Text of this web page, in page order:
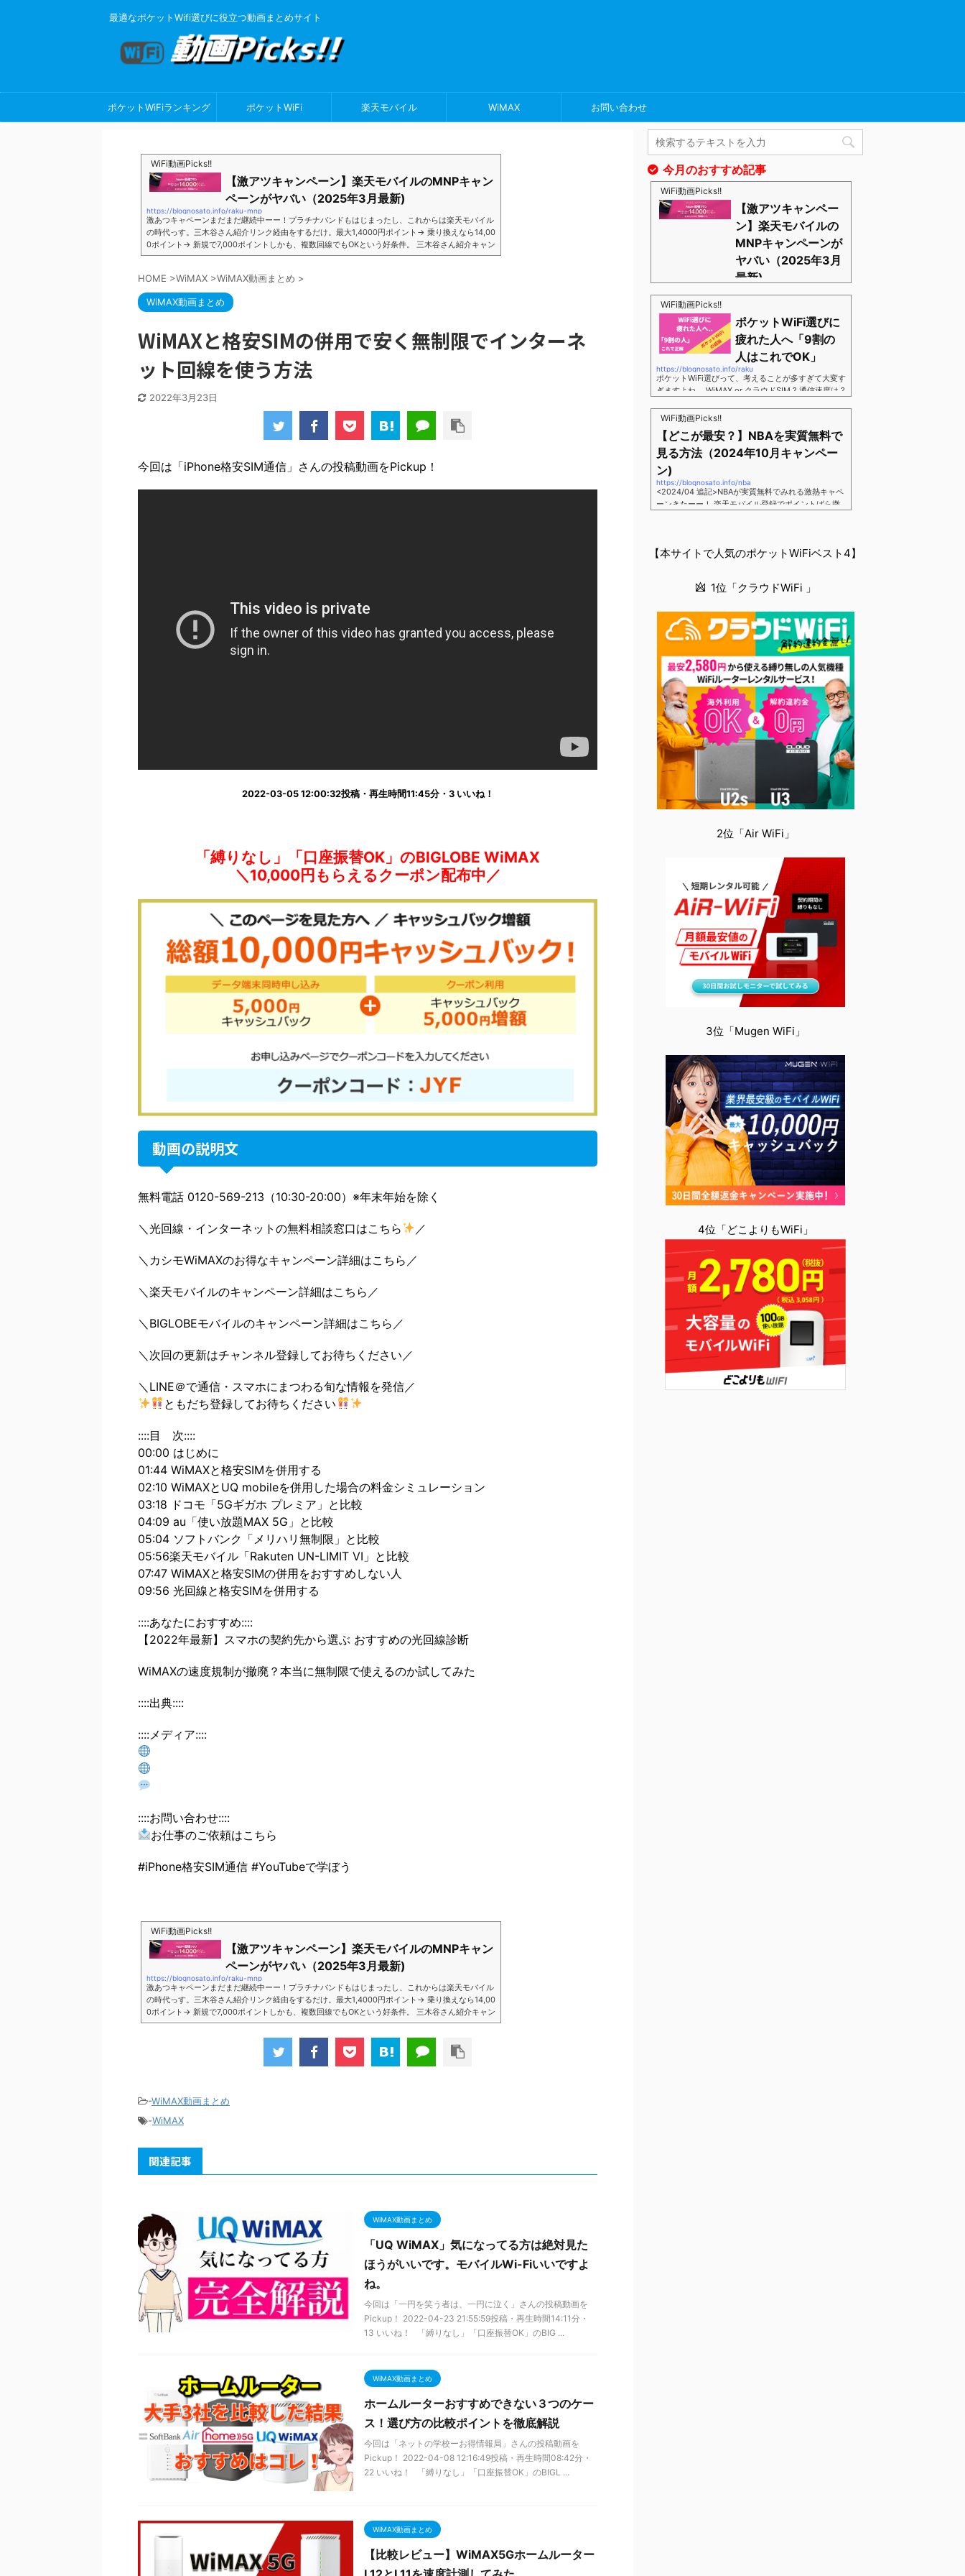
最適なポケットWifi選びに役立つ動画まとめサイト
ポケットWiFiランキング ポケットWiFi 楽天モバイル WiMAX お問い合わせ
WiFi動画Picks!!
【激アツキャンペーン】楽天モバイルのMNPキャン
ペーンがヤバい（2025年3月最新)
https://blognosato.info/raku-mnp
激あつキャペーンまだまだ継続中ーー！プラチナバンドもはじまったし、これからは楽天モバイル
の時代っす。三木谷さん紹介リンク経由をするだけ。最大1,4000円ポイント→ 乗り換えなら14,00
0ポイント→ 新規で7,000ポイントしかも、複数回線でもOKという好条件。 三木谷さん紹介キャン
ペーン＼激熱の三木谷さんキャンペーン／2回線目以降でもOK再契約でもでもOK背水の陣の楽天
■キャンペーン概要三木谷社長の特別招待ページから楽天モバイ...
HOME >WiMAX >WiMAX動画まとめ >
WiMAX動画まとめ
WiMAXと格安SIMの併用で安く無制限でインターネ
ット回線を使う方法
2022年3月23日
今回は「iPhone格安SIM通信」さんの投稿動画をPickup！
2022-03-05 12:00:32投稿・再生時間11:45分・3 いいね！
「縛りなし」「口座振替OK」のBIGLOBE WiMAX
＼10,000円もらえるクーポン配布中／
動画の説明文
無料電話 0120-569-213（10:30-20:00）※年末年始を除く
＼光回線・インターネットの無料相談窓口はこちら ／
＼カシモWiMAXのお得なキャンペーン詳細はこちら／
＼楽天モバイルのキャンペーン詳細はこちら／
＼BIGLOBEモバイルのキャンペーン詳細はこちら／
＼次回の更新はチャンネル登録してお待ちください／
＼LINE＠で通信・スマホにまつわる旬な情報を発信／
ともだち登録してお待ちください
::::目 次::::
00:00 はじめに
01:44 WiMAXと格安SIMを併用する
02:10 WiMAXとUQ mobileを併用した場合の料金シミュレーション
03:18 ドコモ「5Gギガホ プレミア」と比較
04:09 au「使い放題MAX 5G」と比較
05:04 ソフトバンク「メリハリ無制限」と比較
05:56楽天モバイル「Rakuten UN-LIMIT VI」と比較
07:47 WiMAXと格安SIMの併用をおすすめしない人
09:56 光回線と格安SIMを併用する
::::あなたにおすすめ::::
【2022年最新】スマホの契約先から選ぶ おすすめの光回線診断
WiMAXの速度規制が撤廃？本当に無制限で使えるのか試してみた
::::出典::::
::::メディア::::
::::お問い合わせ::::
お仕事のご依頼はこちら
#iPhone格安SIM通信 #YouTubeで学ぼう
WiFi動画Picks!!
【激アツキャンペーン】楽天モバイルのMNPキャン
ペーンがヤバい（2025年3月最新)
https://blognosato.info/raku-mnp
激あつキャペーンまだまだ継続中ーー！プラチナバンドもはじまったし、これからは楽天モバイル
の時代っす。三木谷さん紹介リンク経由をするだけ。最大1,4000円ポイント→ 乗り換えなら14,00
0ポイント→ 新規で7,000ポイントしかも、複数回線でもOKという好条件。 三木谷さん紹介キャン
ペーン＼激熱の三木谷さんキャンペーン／2回線目以降でもOK再契約でもでもOK背水の陣の楽天
モバイル。ついに「最後の賭け」とも思えるポイントばら撒きキャンペーンを発動してきました。
■キャンペーン概要三木谷社長の特別招待ページから楽天モバイ...
-WiMAX動画まとめ
-WiMAX
関連記事
WiMAX動画まとめ
「UQ WiMAX」気になってる方は絶対見た
ほうがいいです。モバイルWi-Fiいいですよ
ね。
今回は「一円を笑う者は、一円に泣く」さんの投稿動画を
Pickup！ 2022-04-23 21:55:59投稿・再生時間14:11分・
13 いいね！ 「縛りなし」「口座振替OK」のBIG ...
WiMAX動画まとめ
ホームルーターおすすめできない３つのケー
ス！選び方の比較ポイントを徹底解説
今回は「ネットの学校ーお得情報局」さんの投稿動画を
Pickup！ 2022-04-08 12:16:49投稿・再生時間08:42分・
22 いいね！ 「縛りなし」「口座振替OK」のBIGL ...
WiMAX動画まとめ
【比較レビュー】WiMAX5Gホームルーター
今月のおすすめ記事
WiFi動画Picks!!
【激アツキャンペー
ン】楽天モバイルの
MNPキャンペーンが
ヤバい（2025年3月
最新)
激あつキャペーンまだまだ継続中ーー！プラチナバン
ドもはじまったし、これからは楽天モバイルの時代っ
す。三木谷さん紹介リンク経由をするだけ。最大1,40
00円ポイント→ 乗り換えなら14,000ポイント→ 新
規で7,000ポイントしかも、複数回線でもOKという好
条件。 三木谷さん紹介キャンペーン＼激熱の三木谷
さんキャンペーン／2回線目以降でもOK再契約でもで
もOK背水の陣の楽天モバイル。ついに「最後の賭
け」とも思えるポイントばら撒きキャンペーンを発動
してきました。■キャンペーン概要三木谷社長の特別
招待ページから楽天モバイ...
WiFi動画Picks!!
ポケットWiFi選びに
疲れた人へ「9割の
人はこれでOK」
https://blognosato.info/raku
ポケットWiFi選びって、考えることが多すぎて大変す
ぎますよね。 WiMAX or クラウドSIM ? 通信速度は ?
負担は ?もう知らん、って感じですよね。私もWiFi関
連のメディアを3年間運用してきましたが「結局みん
なコレでいいのでは？」という結論にいたりました。
ということで、「ポケットWiFi選びに疲れた」「結局
どれがいいのか分からない」と言う人向けに【最終
解】を用意しました。ポケットWiFiのヘビーユーザー
視点で「90％の人はこれだけでいいやん」というも
のなので、「多...
WiFi動画Picks!!
【どこが最安？】NBAを実質無料で
見る方法（2024年10月キャンペー
ン)
https://blognosato.info/nba
<2024/04 追記>NBAが実質無料でみれる激熱キャペ
ーンきたーー！ 楽天モバイル登録でポイントばら撒
無料なのでNBAのみ視聴したい人でも最安！「最安で
無料でみるまで楽天モバイルでNBAを無料で観るまで
BANBAは、世...
【本サイトで人気のポケットWiFiベスト4】
1位「クラウドWiFi 」
2位「Air WiFi」
3位「Mugen WiFi」
4位「どこよりもWiFi」